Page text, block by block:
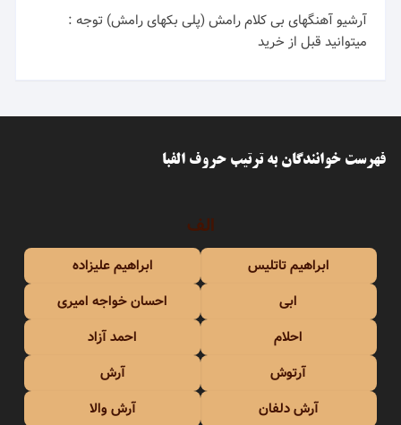
آرشیو آهنگهای بی کلام رامش (پلی بکهای رامش) توجه :
میتوانید قبل از خرید
فهرست خوانندگان به ترتیب حروف الفبا
الف
ابراهیم تاتلیس
ابراهیم علیزاده
ابی
احسان خواجه امیری
احلام
احمد آزاد
آرتوش
آرش
آرش دلفان
آرش والا